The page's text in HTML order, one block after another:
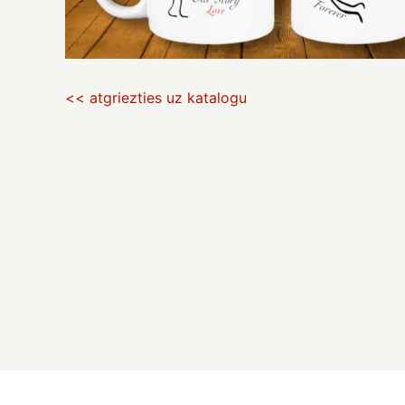
<< atgriezties uz katalogu